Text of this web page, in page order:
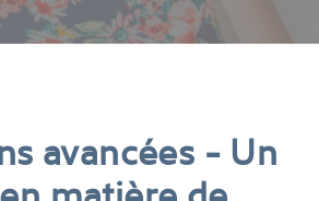
avancées - Un